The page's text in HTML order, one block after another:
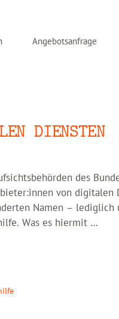
Angebotsanfrage
DIENSTEN
des
von digitalen
Namen – lediglich
Was es hiermit …